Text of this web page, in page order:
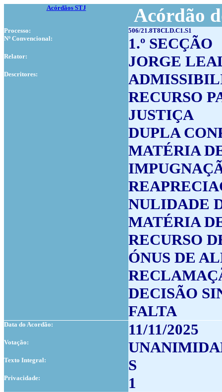
Acórdãos STJ Acórdão
Processo:
506/21.8T8CLD.C1.S1
Nº Convencional:
1.º SECÇÃO
Relator: JORGE
Descritores:
RECURSO
JUSTIÇA
DUPLA
MATÉRIA
NULIDADE
MATÉRIA
RECURSO
ÓNUS DE
DECISÃO
FALTA
Data do Acordão: 11/11/2025
Votação:
Texto Integral: S
Privacidade: 1